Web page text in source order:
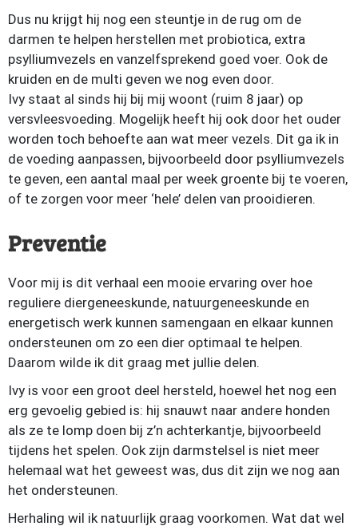
Dus nu krijgt hij nog een steuntje in de rug om de
darmen te helpen herstellen met probiotica, extra
psylliumvezels en vanzelfsprekend goed voer. Ook de
kruiden en de multi geven we nog even door.
Ivy staat al sinds hij bij mij woont (ruim 8 jaar) op
versvleesvoeding. Mogelijk heeft hij ook door het ouder
worden toch behoefte aan wat meer vezels. Dit ga ik in
de voeding aanpassen, bijvoorbeeld door psylliumvezels
te geven, een aantal maal per week groente bij te voeren,
of te zorgen voor meer ‘hele’ delen van prooidieren.
Preventie
Voor mij is dit verhaal een mooie ervaring over hoe
reguliere diergeneeskunde, natuurgeneeskunde en
energetisch werk kunnen samengaan en elkaar kunnen
ondersteunen om zo een dier optimaal te helpen.
Daarom wilde ik dit graag met jullie delen.
Ivy is voor een groot deel hersteld, hoewel het nog een
erg gevoelig gebied is: hij snauwt naar andere honden
als ze te lomp doen bij z’n achterkantje, bijvoorbeeld
tijdens het spelen. Ook zijn darmstelsel is niet meer
helemaal wat het geweest was, dus dit zijn we nog aan
het ondersteunen.
Herhaling wil ik natuurlijk graag voorkomen. Wat dat wel